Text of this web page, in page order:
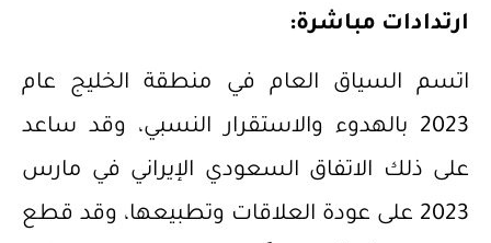
ارتدادات مباشرة:
اتسم السياق العام في منطقة الخليج عام
2023 بالهدوء والاستقرار النسبي، وقد ساعد
على ذلك الاتفاق السعودي الإيراني في مارس
2023 على عودة العلاقات وتطبيعها، وقد قطع